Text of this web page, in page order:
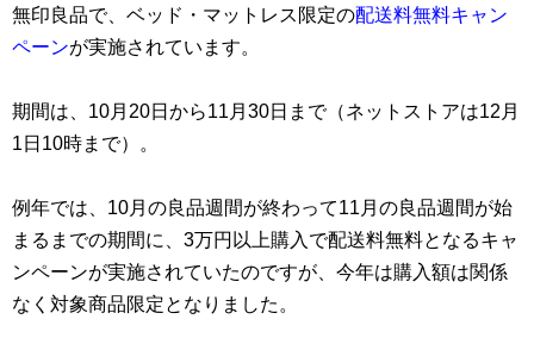
無印良品で、ベッド・マットレス限定の配送料無料キャン
ペーンが実施されています。
期間は、10月20日から11月30日まで（ネットストアは12月
1日10時まで）。
例年では、10月の良品週間が終わって11月の良品週間が始
まるまでの期間に、3万円以上購入で配送料無料となるキャ
ンペーンが実施されていたのですが、今年は購入額は関係
なく対象商品限定となりました。